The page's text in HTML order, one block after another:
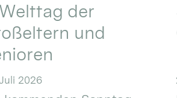
der
und
2026